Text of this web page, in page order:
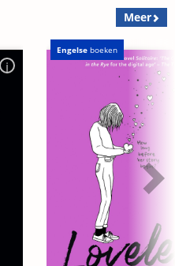
Meer
Engelse boeken